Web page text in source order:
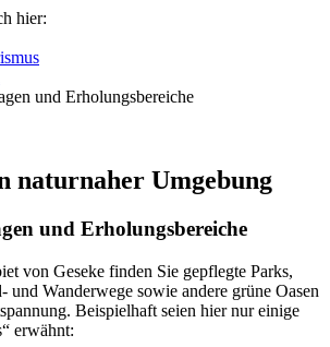
hier:
und Erholungsbereiche
naturnaher Umgebung
und Erholungsbereiche
von Geseke finden Sie gepflegte Parks,
und Wanderwege sowie andere grüne Oasen
Beispielhaft seien hier nur einige
erwähnt: